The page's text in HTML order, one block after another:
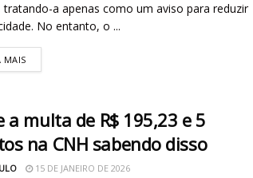
tratando-a apenas como um aviso para reduzir
No entanto, o ...
MAIS
a multa de R$ 195,23 e 5
na CNH sabendo disso
15 DE JANEIRO DE 2026